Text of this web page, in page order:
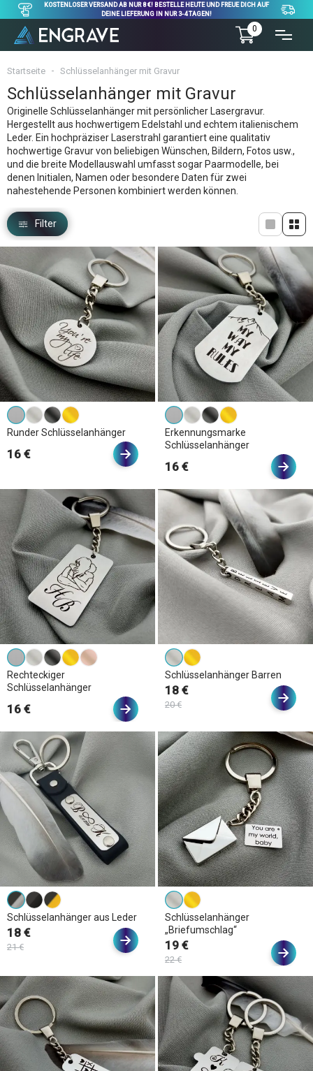
KOSTENLOSER VERSAND AB NUR 8 €! BESTELLE HEUTE UND FREUE DICH AUF
DEINE LIEFERUNG IN NUR 3-4 TAGEN!
0
Startseite Schlüsselanhänger mit Gravur
Schlüsselanhänger mit Gravur
Originelle Schlüsselanhänger mit persönlicher Lasergravur.
Hergestellt aus hochwertigem Edelstahl und echtem italienischem
Leder. Ein hochpräziser Laserstrahl garantiert eine qualitativ
hochwertige Gravur von beliebigen Wünschen, Bildern, Fotos usw.,
und die breite Modellauswahl umfasst sogar Paarmodelle, bei
denen Initialen, Namen oder besondere Daten für zwei
nahestehende Personen kombiniert werden können.
Filter
Runder Schlüsselanhänger
16 €
Erkennungsmarke
Schlüsselanhänger
16 €
Rechteckiger
Schlüsselanhänger
16 €
Schlüsselanhänger Barren
18 €
20 €
Schlüsselanhänger aus Leder
18 €
21 €
Schlüsselanhänger
„Briefumschlag“
19 €
22 €